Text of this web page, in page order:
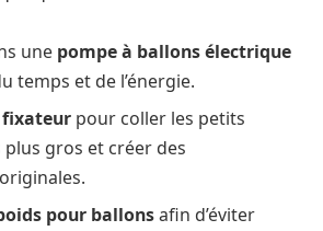
une pompe à ballons électrique
temps et de l’énergie.
pour coller les petits
gros et créer des
pour ballonsafin d’éviter